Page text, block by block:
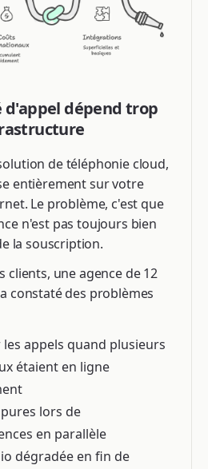
d'appel dépend trop
de téléphonie cloud,
entièrement sur votre
Le problème, c'est que
n'est pas toujours bien
la souscription.
clients, une agence de 12
constaté des problèmes
les appels quand plusieurs
étaient en ligne
lors de
en parallèle
dégradée en fin de